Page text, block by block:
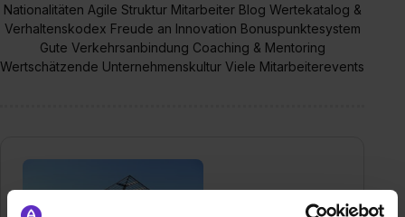
Nationalitäten Agile Struktur Mitarbeiter Blog Wertekatalog &
Verhaltenskodex Freude an Innovation Bonuspunktesystem
Gute Verkehrsanbindung Coaching & Mentoring
Wertschätzende Unternehmenskultur Viele Mitarbeiterevents